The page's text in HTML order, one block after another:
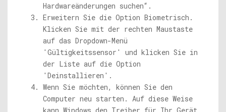
Hardwareänderungen suchen“.
Erweitern Sie die Option Biometrisch.
Klicken Sie mit der rechten Maustaste
auf das Dropdown-Menü
'Gültigkeitssensor' und klicken Sie in
der Liste auf die Option
'Deinstallieren'.
Wenn Sie möchten, können Sie den
Computer neu starten. Auf diese Weise
kann Windows den Treiber für Ihr Gerät